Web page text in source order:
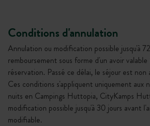
Conditions d'annulation
Annulation ou modification possible jusqu'à
remboursement sous forme d'un avoir
réservation. Passé ce délai, le séjour est
Ces conditions s'appliquent uniquement aux
nuits en Campings Huttopia, CityKamps
modification possible jusqu'à 30 jours avant
modifiable.